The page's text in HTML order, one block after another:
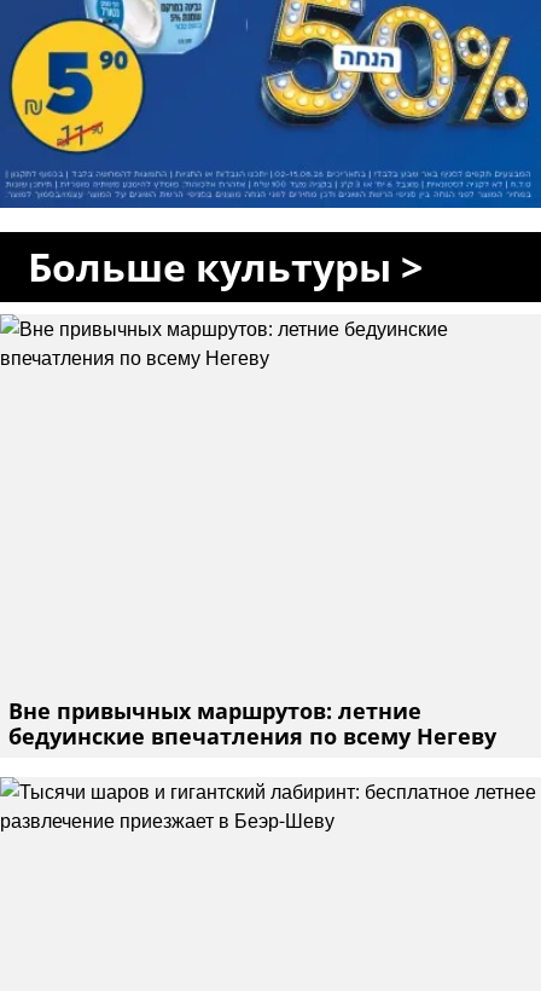
Больше культуры >
Вне привычных маршрутов: летние
бедуинские впечатления по всему Негеву